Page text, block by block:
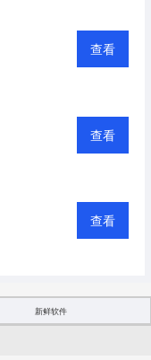
查看
查看
查看
新鲜软件